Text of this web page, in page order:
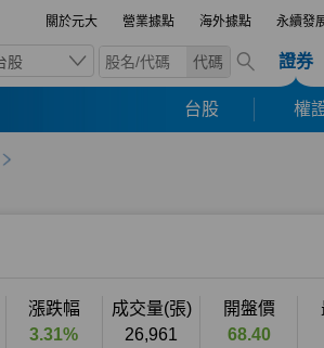
關於元大 營業據點 海外據點 永續發
股 代碼 證券
台股 權